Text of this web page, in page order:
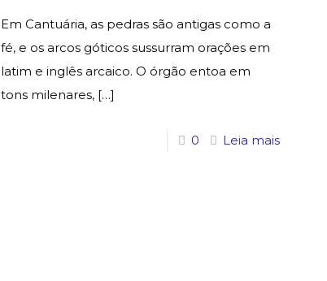
Em Cantuária, as pedras são antigas como a
fé, e os arcos góticos sussurram orações em
latim e inglês arcaico. O órgão entoa em
tons milenares,[…]
0 Leia mais